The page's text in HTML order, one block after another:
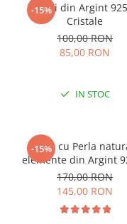
-15%
Cercei din Argint
Cristale
100,00 RON
85,00 RON
IN STOC
-15%
Colier cu Perla
elemente din Argint
margele Miyuki,
170,00 RON
145,00 RON